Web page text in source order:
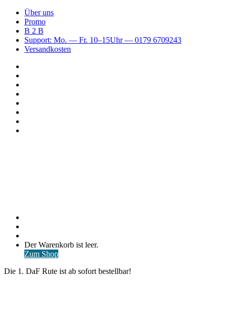
Über uns
Promo
B 2 B
Support: Mo. — Fr. 10–15Uhr — 0179 6709243
Versandkosten
Warenkorb
ansehen
Der Warenkorb ist leer.
Zum Shop
Die 1. DaF Rute ist ab sofort bestellbar!